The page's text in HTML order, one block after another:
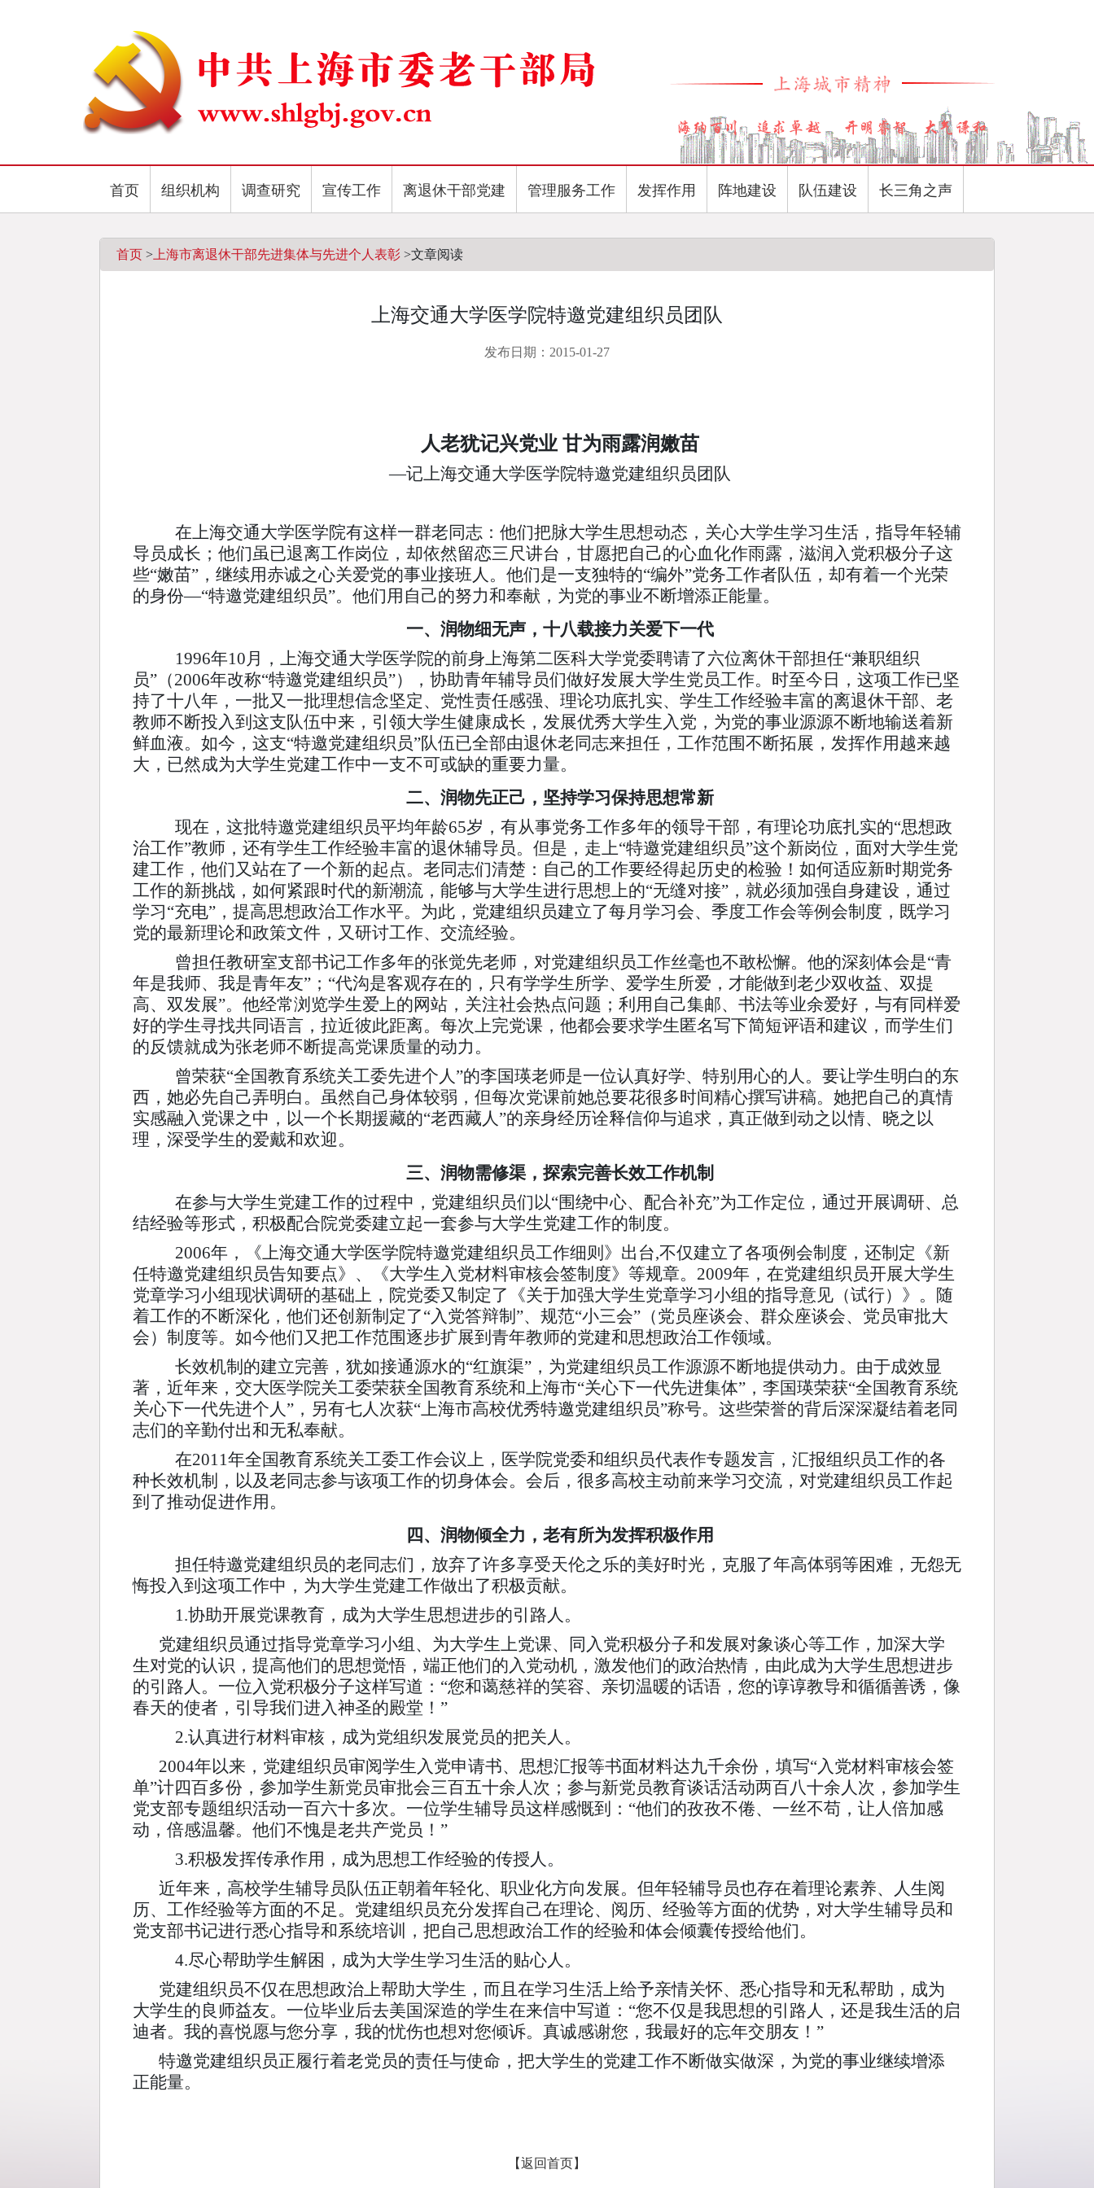
首页 组织机构 调查研究 宣传工作 离退休干部党建 管理服务工作 发挥作用 阵地建设 队伍建设 长三角之声
首页 > 上海市离退休干部先进集体与先进个人表彰 >文章阅读
上海交通大学医学院特邀党建组织员团队
发布日期：2015-01-27
人老犹记兴党业 甘为雨露润嫩苗
—记上海交通大学医学院特邀党建组织员团队
在上海交通大学医学院有这样一群老同志：他们把脉大学生思想动态，关心大学生学习生活，指导年轻辅
导员成长；他们虽已退离工作岗位，却依然留恋三尺讲台，甘愿把自己的心血化作雨露，滋润入党积极分子这
些“嫩苗”，继续用赤诚之心关爱党的事业接班人。他们是一支独特的“编外”党务工作者队伍，却有着一个光荣
的身份—“特邀党建组织员”。他们用自己的努力和奉献，为党的事业不断增添正能量。
一、润物细无声，十八载接力关爱下一代
1996年10月，上海交通大学医学院的前身上海第二医科大学党委聘请了六位离休干部担任“兼职组织
员”（2006年改称“特邀党建组织员”），协助青年辅导员们做好发展大学生党员工作。时至今日，这项工作已坚
持了十八年，一批又一批理想信念坚定、党性责任感强、理论功底扎实、学生工作经验丰富的离退休干部、老
教师不断投入到这支队伍中来，引领大学生健康成长，发展优秀大学生入党，为党的事业源源不断地输送着新
鲜血液。如今，这支“特邀党建组织员”队伍已全部由退休老同志来担任，工作范围不断拓展，发挥作用越来越
大，已然成为大学生党建工作中一支不可或缺的重要力量。
二、润物先正己，坚持学习保持思想常新
现在，这批特邀党建组织员平均年龄65岁，有从事党务工作多年的领导干部，有理论功底扎实的“思想政
治工作”教师，还有学生工作经验丰富的退休辅导员。但是，走上“特邀党建组织员”这个新岗位，面对大学生党
建工作，他们又站在了一个新的起点。老同志们清楚：自己的工作要经得起历史的检验！如何适应新时期党务
工作的新挑战，如何紧跟时代的新潮流，能够与大学生进行思想上的“无缝对接”，就必须加强自身建设，通过
学习“充电”，提高思想政治工作水平。为此，党建组织员建立了每月学习会、季度工作会等例会制度，既学习
党的最新理论和政策文件，又研讨工作、交流经验。
曾担任教研室支部书记工作多年的张觉先老师，对党建组织员工作丝毫也不敢松懈。他的深刻体会是“青
年是我师、我是青年友”；“代沟是客观存在的，只有学学生所学、爱学生所爱，才能做到老少双收益、双提
高、双发展”。他经常浏览学生爱上的网站，关注社会热点问题；利用自己集邮、书法等业余爱好，与有同样爱
好的学生寻找共同语言，拉近彼此距离。每次上完党课，他都会要求学生匿名写下简短评语和建议，而学生们
的反馈就成为张老师不断提高党课质量的动力。
曾荣获“全国教育系统关工委先进个人”的李国瑛老师是一位认真好学、特别用心的人。要让学生明白的东
西，她必先自己弄明白。虽然自己身体较弱，但每次党课前她总要花很多时间精心撰写讲稿。她把自己的真情
实感融入党课之中，以一个长期援藏的“老西藏人”的亲身经历诠释信仰与追求，真正做到动之以情、晓之以
理，深受学生的爱戴和欢迎。
三、润物需修渠，探索完善长效工作机制
在参与大学生党建工作的过程中，党建组织员们以“围绕中心、配合补充”为工作定位，通过开展调研、总
结经验等形式，积极配合院党委建立起一套参与大学生党建工作的制度。
2006年，《上海交通大学医学院特邀党建组织员工作细则》出台,不仅建立了各项例会制度，还制定《新
任特邀党建组织员告知要点》、《大学生入党材料审核会签制度》等规章。2009年，在党建组织员开展大学生
党章学习小组现状调研的基础上，院党委又制定了《关于加强大学生党章学习小组的指导意见（试行）》。随
着工作的不断深化，他们还创新制定了“入党答辩制”、规范“小三会”（党员座谈会、群众座谈会、党员审批大
会）制度等。如今他们又把工作范围逐步扩展到青年教师的党建和思想政治工作领域。
长效机制的建立完善，犹如接通源水的“红旗渠”，为党建组织员工作源源不断地提供动力。由于成效显
著，近年来，交大医学院关工委荣获全国教育系统和上海市“关心下一代先进集体”，李国瑛荣获“全国教育系统
关心下一代先进个人”，另有七人次获“上海市高校优秀特邀党建组织员”称号。这些荣誉的背后深深凝结着老同
志们的辛勤付出和无私奉献。
在2011年全国教育系统关工委工作会议上，医学院党委和组织员代表作专题发言，汇报组织员工作的各
种长效机制，以及老同志参与该项工作的切身体会。会后，很多高校主动前来学习交流，对党建组织员工作起
到了推动促进作用。
四、润物倾全力，老有所为发挥积极作用
担任特邀党建组织员的老同志们，放弃了许多享受天伦之乐的美好时光，克服了年高体弱等困难，无怨无
悔投入到这项工作中，为大学生党建工作做出了积极贡献。
1.协助开展党课教育，成为大学生思想进步的引路人。
党建组织员通过指导党章学习小组、为大学生上党课、同入党积极分子和发展对象谈心等工作，加深大学
生对党的认识，提高他们的思想觉悟，端正他们的入党动机，激发他们的政治热情，由此成为大学生思想进步
的引路人。一位入党积极分子这样写道：“您和蔼慈祥的笑容、亲切温暖的话语，您的谆谆教导和循循善诱，像
春天的使者，引导我们进入神圣的殿堂！”
2.认真进行材料审核，成为党组织发展党员的把关人。
2004年以来，党建组织员审阅学生入党申请书、思想汇报等书面材料达九千余份，填写“入党材料审核会签
单”计四百多份，参加学生新党员审批会三百五十余人次；参与新党员教育谈话活动两百八十余人次，参加学生
党支部专题组织活动一百六十多次。一位学生辅导员这样感慨到：“他们的孜孜不倦、一丝不苟，让人倍加感
动，倍感温馨。他们不愧是老共产党员！”
3.积极发挥传承作用，成为思想工作经验的传授人。
近年来，高校学生辅导员队伍正朝着年轻化、职业化方向发展。但年轻辅导员也存在着理论素养、人生阅
历、工作经验等方面的不足。党建组织员充分发挥自己在理论、阅历、经验等方面的优势，对大学生辅导员和
党支部书记进行悉心指导和系统培训，把自己思想政治工作的经验和体会倾囊传授给他们。
4.尽心帮助学生解困，成为大学生学习生活的贴心人。
党建组织员不仅在思想政治上帮助大学生，而且在学习生活上给予亲情关怀、悉心指导和无私帮助，成为
大学生的良师益友。一位毕业后去美国深造的学生在来信中写道：“您不仅是我思想的引路人，还是我生活的启
迪者。我的喜悦愿与您分享，我的忧伤也想对您倾诉。真诚感谢您，我最好的忘年交朋友！”
特邀党建组织员正履行着老党员的责任与使命，把大学生的党建工作不断做实做深，为党的事业继续增添
正能量。
【返回首页】